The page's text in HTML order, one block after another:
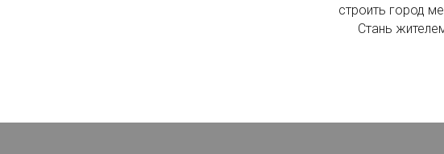
строить город
Стань жителем